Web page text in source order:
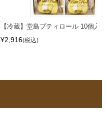
【冷蔵】堂島プティロール 10個入
¥2,916 税込